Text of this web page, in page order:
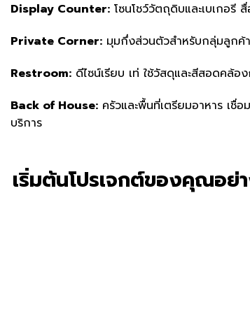
Display Counter: โซนโชว์วัตถุดิบและเบเกอรี
Private Corner: มุมกึ่งส่วนตัวสำหรับกลุ่มลูกค้
Restroom: ดีไซน์เรียบ เท่ ใช้วัสดุและสีสอดคล้
Back of House: ครัวและพื้นที่เตรียมอาหาร เชื่
บริการ
เริ่มต้นโปรเจกต์ของคุณอย่